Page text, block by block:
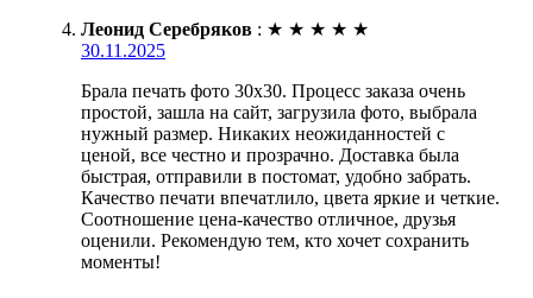
Леонид Серебряков : ★ ★ ★ ★ ★
30.11.2025
Брала печать фото 30х30. Процесс заказа очень
простой, зашла на сайт, загрузила фото, выбрала
нужный размер. Никаких неожиданностей с
ценой, все честно и прозрачно. Доставка была
быстрая, отправили в постомат, удобно забрать.
Качество печати впечатлило, цвета яркие и четкие.
Соотношение цена-качество отличное, друзья
оценили. Рекомендую тем, кто хочет сохранить
моменты!